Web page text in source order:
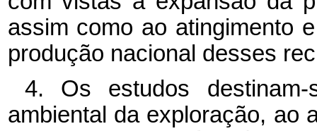
assim como ao atingimento
produção nacional desses
4. Os estudos
ambiental da exploração, ao